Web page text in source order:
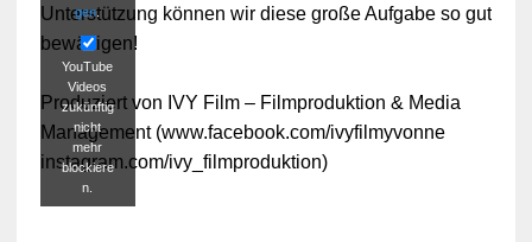
gen.
YouTube
Videos
zukünftig
nicht
mehr
blockiere
n.
Unterstützung können wir diese große Aufgabe so gut
bewältigen!
Produziert von IVY Film – Filmproduktion & Media
Management (www.facebook.com/ivyfilmyvonne
instagram.com/ivy_filmproduktion)